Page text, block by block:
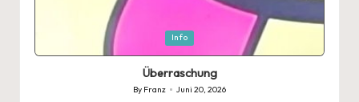
in
Info
Überraschung
Posted
By Franz Juni 20, 2026